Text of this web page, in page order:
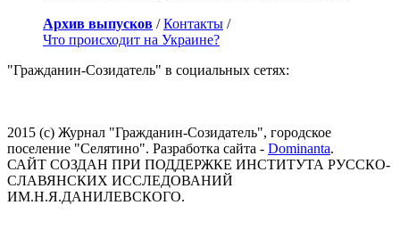
Архив выпусков /Контакты /
Что происходит на Украине?
"Гражданин-Созидатель" в социальных сетях:
2015 (с) Журнал "Гражданин-Созидатель", городское
поселение "Селятино". Разработка сайта - Dominanta.
САЙТ СОЗДАН ПРИ ПОДДЕРЖКЕ ИНСТИТУТА РУССКО-
СЛАВЯНСКИХ ИССЛЕДОВАНИЙ
ИМ.Н.Я.ДАНИЛЕВСКОГО.